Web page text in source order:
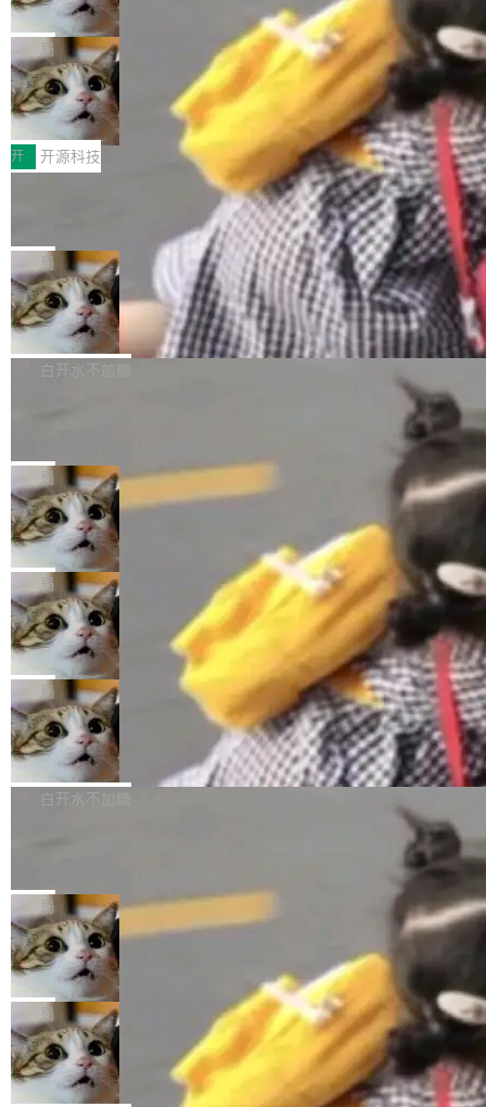
（<a href="https://bugzilla.mozilla.org/show_
bug.cgi?id=204...
orkers 跑了十年 Isolate。用 CEO Matthew Pri
nce 的话说：「我们一生都在用 Isolate 运行代
码，而 AI Agent 不需要容器，它们需要的是 Iso
late。」 容器为什么不合适 容器的问题在于启动
和销毁都太重了。一个 Agent 要执行的任务可能
只需要几毫秒的 CPU 时间，但容器从冷启动到
就绪要花数秒。如果未来有十...
诉讼，称“Apple is getting this wron
g”
上个月，苹果一纸诉状把 OpenAI 告上法庭，指
控其挖角苹果前员工并窃取商业秘密。苹果的诉
状把 OpenAI 描述成一个系统性地从前东家挖
人、套取机密信息的对手。 OpenAI 没发律师
函，也没选择庭外沉默。它在官网贴了一篇博
文，标题只有六个字：Apple is getting this wro
ng。 然后，它把邮件往来和 iMessage 聊天记
录全贴了出来。 他发错人了 苹果外部律师 Gabr
iel Gross 来自 Weil 律所，2 月 23 日下午 5:53
给 OpenAI 总法律顾问 Che Chang 发了封邮
件，附了一封长信，要求 OpenAI 配合调查前苹
果员工带走机密信...
局
HUAWEI MatePad Edge上架WorkBu
ddy鸿蒙PC版，说话就能干活的AI办公
搭子
全能AI工作台WorkBuddy鸿蒙PC版上架HUAWE
I MatePad Edge应用市场，直接下载即可使
用，与鸿蒙电脑上的体验一致。值得一提的是，
这是目前市面上唯一支持平板接入WorkBuddy P
C版的产品，搭载“人机双写”重磅功能——你写
你的，AI写AI的，同屏协作互不干扰。一句话让
AI帮你干活，现在开启全新体验！ 温馨提示：
体验WorkBuddy鸿蒙PC版前，请将 HUAWEI M
atePad Edge 升级至 HarmonyOS 6.1.0.135S
P9 patch03及以上版本。 *升级路径：设置 > 搜
开 开源科技
FFmpeg 9.0 发布：代号“Lei”，以此纪
全球知名开源多媒体框架 FFmpeg 今天正式发
布了 9.0 版本。这个版本除了带来新一代音视频
处理能力和硬件加速支持之外，还有一个特殊之
处：FFmpeg 9.0 的代号是“Lei”。 这个名字，
来自中国开发者雷霄骅（Lei Xiaohua）。 对于
很多中国音视频开发者而言，这个名字并不陌
“启蒙老师”。 而今年，恰好是雷霄骅离世十周
年。FFmpeg 社区最终选择用一个大版本的名
字，留下了这份纪念。 雷霄骅曾是中国传媒大学
数字电视技术方向的博士生，长期从事视频、音
频技...
局
亚马逊成本失控：AI 写代码烧掉 1215
万元，超预算 860%
外媒近日曝光了亚马逊的多份内部报告显示，AI
导致公司在多个项目上超支。《金融时报》报道
编写程序，目标是完成电商平台作者信息与商品
列表的数据匹配 —— 一项常规的数据处理任
务，最终却产生了 180 万美元的账单，实际支出
超出原定预算 860%。 更令人意外的是，该项目
最终并未成功落地，而高额算力消耗持续运行长
达 5 个月，公司直到财务对账时才察觉异常。这
意味着一个无人看管的 AI 程序，在近半年时间
里日夜不停地"烧钱"。 复盘显示，...
白开水不加糖
e CEO Clément Delangue 在 CNBC 的采访里
没有拐弯抹角。他说中国正在赢得 AI 竞赛，而
且按目前的速度，中国 AI 工具预计在今年底或
2027 年就能追上美国前沿实验室的水平。 Dela
ngue 把原因归结为一件事：开放协作。中国的
AI 开发者在一个共享和协作的生态里加速迭代，
而美国模型厂商在"闭门造车"。他的原话是 "buil
ding in silos"——各自为战，互不通气。 这个判
断从他嘴里说出来分量不同。Hugging Face 是
全球最大的开源 AI 平台，上面跑着上百万个模
型。谁在开源赛道上领先，...
局
当 AI agent 把源码变成了最好的扩展系
统，开发者工具必须开源
五年前，David Crawshaw 问过很多软件工程师
一个问题：你写过什么给自己用的程序？答案几
乎都是没有。工程师们整天用别人写的程序写程
序给别人用。偶尔有人自己写个博客系统、智能
家居控制、家庭实验室，都算稀奇事。 Crawsh
aw 是 Shelley 的作者，一个开源 AI coding age
nt。他最近在博客上写了一篇文章，核心论点很
简单：开发者工具必须开源。 理由不是传统的自
由软件情怀，而是一个跟 AI agent 直接相关的
技术判断。 两行 prompt 就能个性化任何软件 C
局
DeepSeek Harness 宣布内测邀请，全
网最大规模开源 Agent 路演现场诞生
一条内测招募帖，发出去的时候大概没人想到它
会变成一场开源 Agent 生态的路演。 8月1日，
DeepSeek Harness 团队负责人崔添翼（tiany
i）在 X 上发帖： 「如果你是 Agent Harness 相
关开源项目的开发者，希望参加 DeepSeek Har
ness 的内测，可以回复或私信联系我。请附上
Harness 负责把能力落到真实环境中——调用工
具、读写文件、管理上下文、处理错误、完成闭
环。崔添翼招人的标...
局
商汤 SenseNova U1.5-Lite-Preview
开源
商汤科技宣布面向社区开源轻量级统一多模态模
型的预览版本 SenseNova U1.5-Lite-Preview。
理解、推理、生成与编辑，还仅以 8B-MoT 的轻
量大小，将能力推进到4K、更精细的真实质感、
更复杂的视觉控制和可持续迭代编辑。 相比 U
1，U1.5-Lite-Preview 在以下方向上带来了显著
提升： 原生支持4K图像生成； 更精细的局部纹
理、细节与真实世界质感； 更准确的中英文文字
生成与复杂版式组织； 更稳定的图...
白开水不加糖
nap。这次是 hwctl——一个用来检查 Ubuntu
硬件认证状态的命令行工具。 Canonical 工程师
Alan Griffiths 在邮件列表中说得很直白：「hwc
tl 是一个 Ubuntu 专有的包，它和它的依赖项都
是 Ubuntu 专有的，不会用在其他发行版上。」
所以 deb 版本的受众实际上为零。既然只有 Ub
untu 用户在用，那用 snap 打包就没什么可纠结
的。 从 deb 到 snap 的迁移路径 hwctl 是 rust-
局
Dario Amodei 担心新人来 Anthropic
只为金钱，不为使命
顶级 AI 研究员在两家公司之间来回跳，中间只
隔了几天。 Lilian Weng 上周刚宣布因健康原因
离开 Thinking Machines Lab，说自己作为联合
创始人的角色「太累了」。几天后，The Inform
ation 就曝出她将重回 OpenAI，负责递归自我
局
FFmpeg 9.0 发布
FFmpeg 9.0 现已发布，包含多项改进。官方更